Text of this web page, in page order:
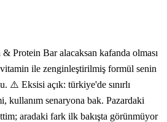
Protein Bar alacaksan kafanda olması
ile zenginleştirilmiş formül senin
⚠️ Eksisi açık: türkiye'de sınırlı
kullanım senaryona bak. Pazardaki
aradaki fark ilk bakışta görünmüyor